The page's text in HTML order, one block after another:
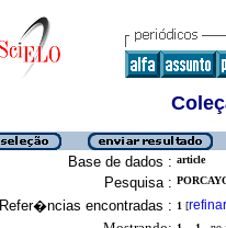
Base de dados : article
Pesquisa :
Refer�ncias encontradas : 1 [refinar